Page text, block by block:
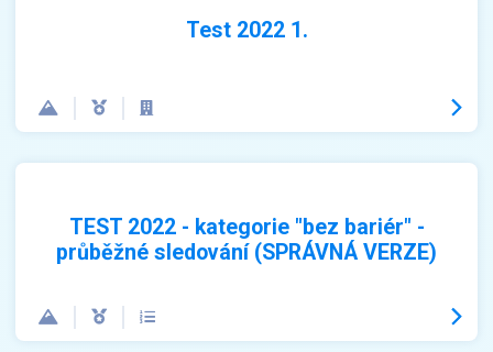
Test 2022 1.
TEST 2022 - kategorie "bez bariér" -
průběžné sledování (SPRÁVNÁ VERZE)